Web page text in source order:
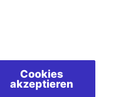
Cookies
akzeptieren